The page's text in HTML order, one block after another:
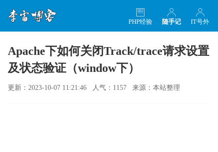
IT号外
随手记
PHP经验
Apache下如何关闭Track/trace请求设置
及状态验证（window下）
更新：2023-10-07 11:21:46 人气：1157 来源：本站整理